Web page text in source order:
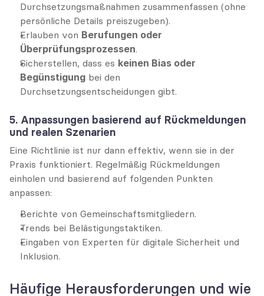
Durchsetzungsmaßnahmen zusammenfassen (ohne
persönliche Details preiszugeben).
Erlauben von Berufungen oder
Überprüfungsprozessen.
Sicherstellen, dass es keinen Bias oder
Begünstigung bei den
Durchsetzungsentscheidungen gibt.
5. Anpassungen basierend auf Rückmeldungen
und realen Szenarien
Eine Richtlinie ist nur dann effektiv, wenn sie in der
Praxis funktioniert. Regelmäßig Rückmeldungen
einholen und basierend auf folgenden Punkten
anpassen:
Berichte von Gemeinschaftsmitgliedern.
Trends bei Belästigungstaktiken.
Eingaben von Experten für digitale Sicherheit und
Inklusion.
Häufige Herausforderungen und wie